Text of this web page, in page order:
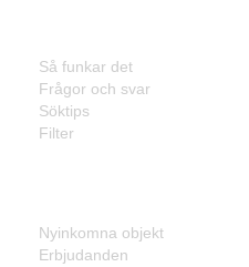
Så funkar det
Frågor och svar
Söktips
Filter
Nyinkomna objekt
Erbjudanden